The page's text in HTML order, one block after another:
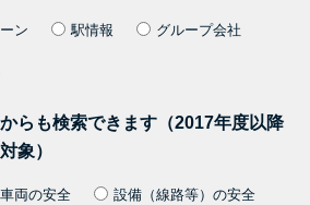
ン 駅情報 グループ会社
らも検索できます（2017年度以降
象）
両の安全 設備（線路等）の安全